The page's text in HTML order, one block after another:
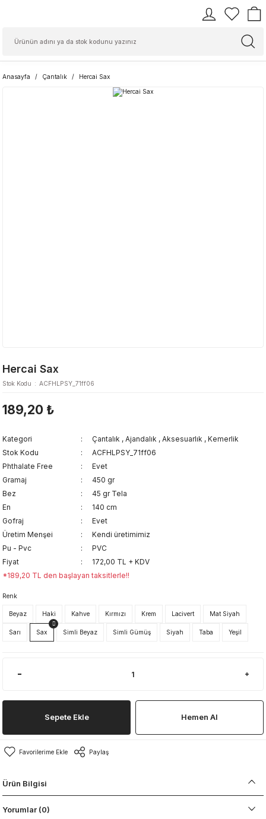
Anasayfa Çantalık Hercai Sax
Hercai Sax
Stok Kodu ACFHLPSY_71ff06
189,20 ₺
Kategori Çantalık , Ajandalık , Aksesuarlık , Kemerlik
Stok Kodu
ACFHLPSY_71ff06
Phthalate Free
Evet
Gramaj
450 gr
Bez
45 gr Tela
En
140 cm
Gofraj
Evet
Üretim Menşei
Kendi üretimimiz
Pu - Pvc
PVC
Fiyat
172,00 TL + KDV
*189,20 TL den başlayan taksitlerle!!
Renk
Beyaz Haki Kahve Kırmızı Krem Lacivert Mat Siyah
Sarı Sax Simli Beyaz Simli Gümüş Siyah Taba Yeşil
Sepete Ekle Hemen Al
Paylaş
Ürün Bilgisi
Yorumlar (0)